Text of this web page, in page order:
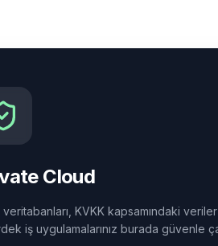
Cloud
veritabanları, KVKK kapsamındaki
iş uygulamalarınız burada güvenle